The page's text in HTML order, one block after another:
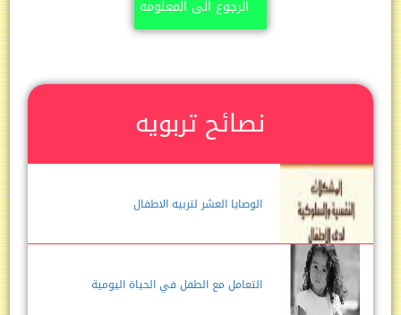
الرجوع الى المعلومه
نصائح تربويه
الوصايا العشر لتربيه الاطفال
التعامل مع الطفل في الحياة اليومية